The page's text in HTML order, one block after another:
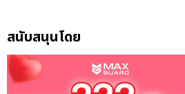
สนับสนุนโดย